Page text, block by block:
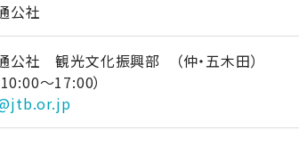
公社
公社 観光文化振興部 （仲・五木田）
～17:00）